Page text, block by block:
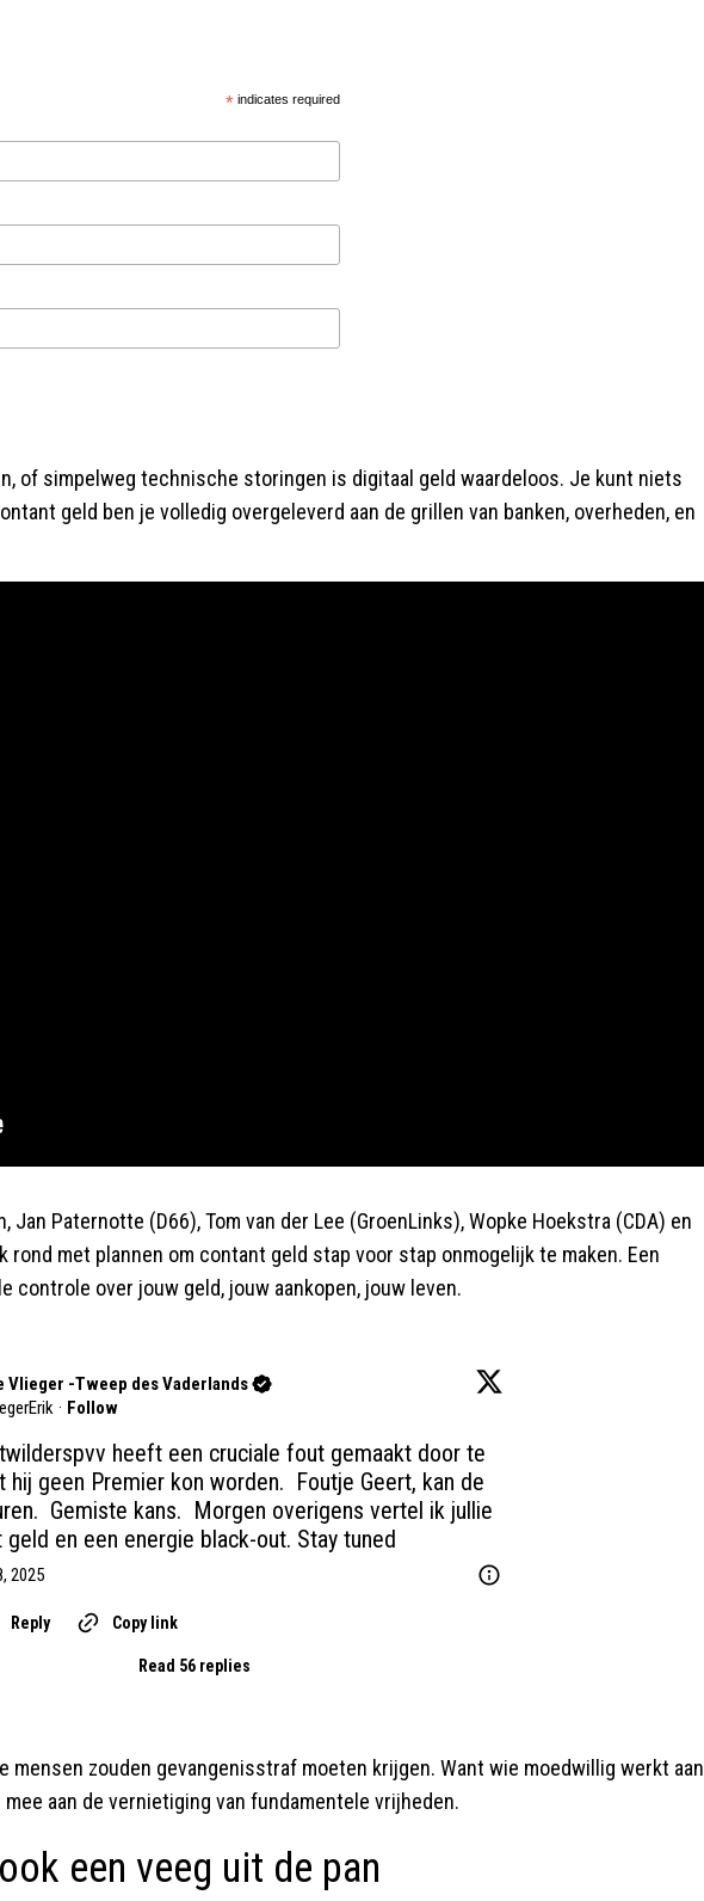
*indicates required
of simpelweg technische storingen is digitaal geld waardeloos. Je kunt niets
geld ben je volledig overgeleverd aan de grillen van banken, overheden, en
Jan Paternotte (D66), Tom van der Lee (GroenLinks), Wopke Hoekstra (CDA) en
rond met plannen om contant geld stap voor stap onmogelijk te maken. Een
over jouw geld, jouw aankopen, jouw leven.
Vlieger -Tweep des Vaderlands
· Follow
heeft een cruciale fout gemaakt door te
hij geen Premier kon worden.  Foutje Geert, kan de
Gemiste kans.  Morgen overigens vertel ik jullie
geld en een energie black-out. Stay tuned
2025
Reply Copy link
Read 56 replies
mensen zouden gevangenisstraf moeten krijgen. Want wie moedwillig werkt aan
aan de vernietiging van fundamentele vrijheden.
een veeg uit de pan